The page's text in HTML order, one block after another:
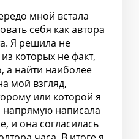
мной встала
себя как автора
Я решила не
которых не факт,
а найти наиболее
мой взгляд,
или которой я
напрямую написала
и она согласилась